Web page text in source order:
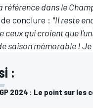
référence dans le
conclure : "Il reste
ceux qui croient que
saison mémorable !
:
2024 : Le point sur